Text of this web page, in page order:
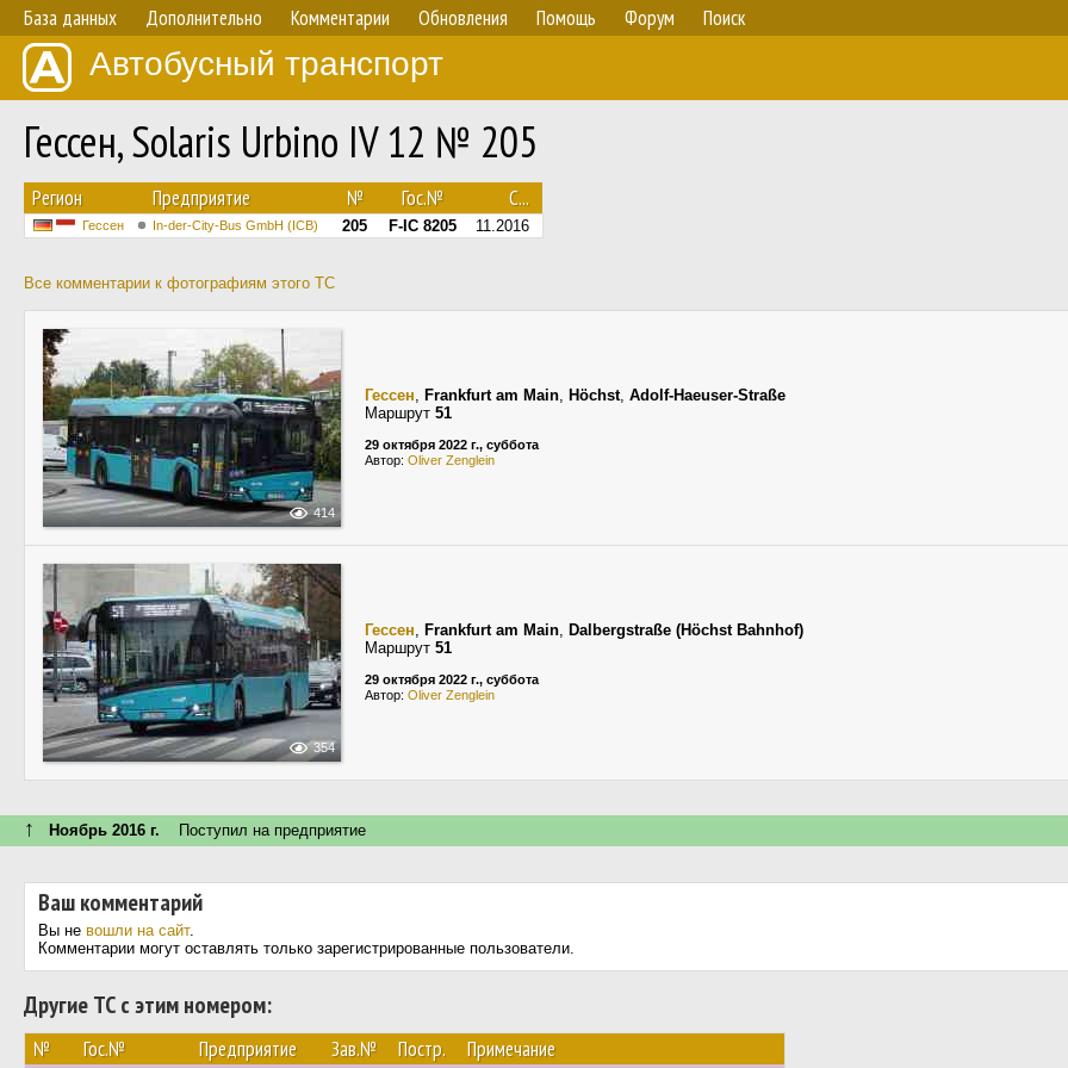
База данных Дополнительно Комментарии Обновления Помощь Форум Поиск
Автобусный транспорт
Гессен, Solaris Urbino IV 12 № 205
Регион Предприятие № Гос.№ С...
Гессен In-der-City-Bus GmbH (ICB) 205 F-IC 8205 11.2016
Все комментарии к фотографиям этого ТС
414
Гессен, Frankfurt am Main, Höchst, Adolf-Haeuser-Straße
Маршрут 51
29 октября 2022 г., суббота
Автор: Oliver Zenglein
354
Гессен, Frankfurt am Main, Dalbergstraße (Höchst Bahnhof)
Маршрут 51
29 октября 2022 г., суббота
Автор: Oliver Zenglein
↑ Ноябрь 2016 г. Поступил на предприятие
Ваш комментарий
Вы не вошли на сайт.
Комментарии могут оставлять только зарегистрированные пользователи.
Другие ТС с этим номером:
№ Гос.№ Предприятие Зав.№ Постр. Примечание